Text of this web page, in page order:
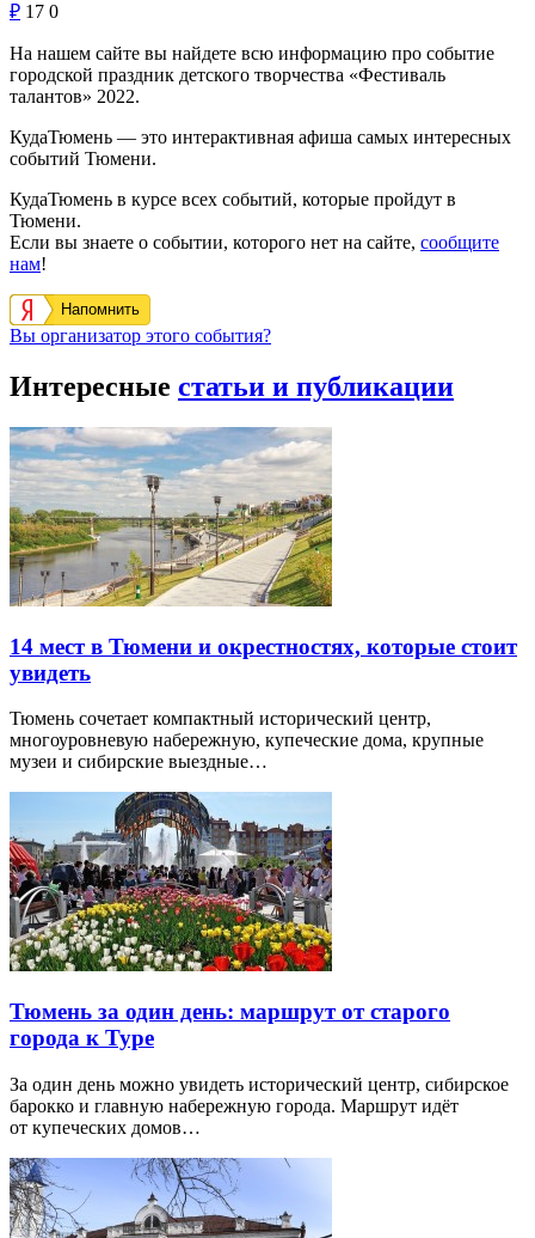
₽ 17 0
На нашем сайте вы найдете всю информацию про событие
городской праздник детского творчества «Фестиваль
талантов» 2022.
КудаТюмень — это интерактивная афиша самых интересных
событий Тюмени.
КудаТюмень в курсе всех событий, которые пройдут в
Тюмени.
Если вы знаете о событии, которого нет на сайте, сообщите
нам!
Напомнить
Вы организатор этого события?
Интересные статьи и публикации
14 мест в Тюмени и окрестностях, которые стоит
увидеть
Тюмень сочетает компактный исторический центр,
многоуровневую набережную, купеческие дома, крупные
музеи и сибирские выездные…
Тюмень за один день: маршрут от старого
города к Туре
За один день можно увидеть исторический центр, сибирское
барокко и главную набережную города. Маршрут идёт
от купеческих домов…